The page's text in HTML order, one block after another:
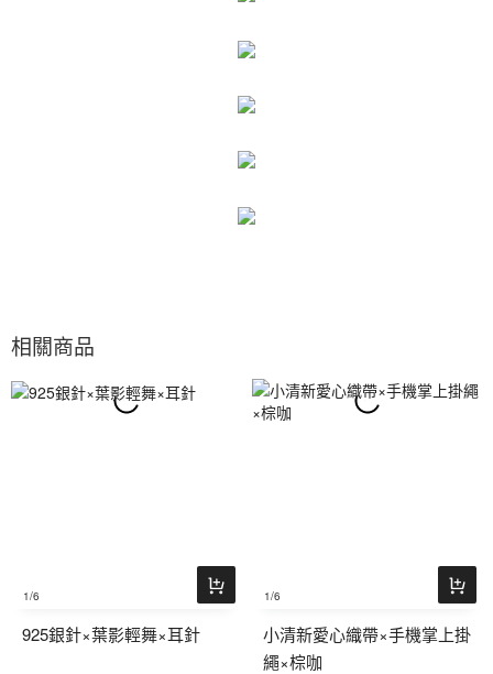
相關商品
1/6
925銀針×葉影輕舞×耳針
1/6
小清新愛心織帶×手機掌上掛
繩×棕咖